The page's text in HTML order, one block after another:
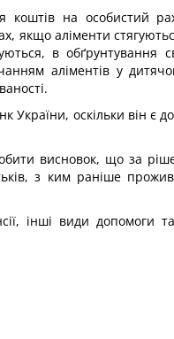
на особистий
якщо аліменти
в обґрунтування
аліментів у
оскільки він є
висновок, що за
з ким раніше
інші види допомоги